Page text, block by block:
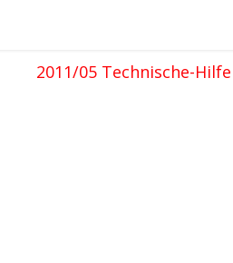
2011/05 Technische-Hilfe